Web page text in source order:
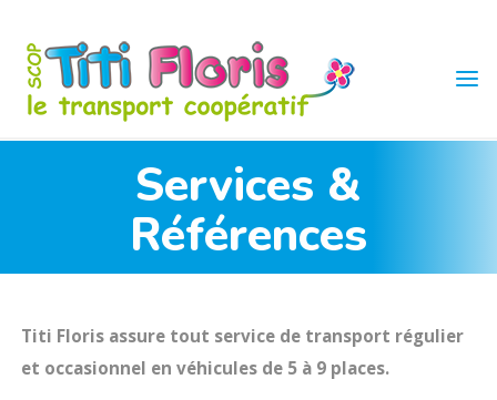
content
TITI
FLORISServices &
Références
Titi Floris assure tout service de transport régulier
et occasionnel en véhicules de 5 à 9 places.